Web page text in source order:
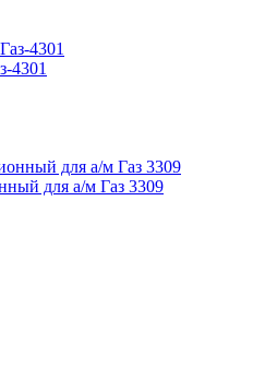
4301
для а/м Газ 3309